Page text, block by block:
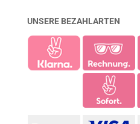
UNSERE BEZAHLARTEN